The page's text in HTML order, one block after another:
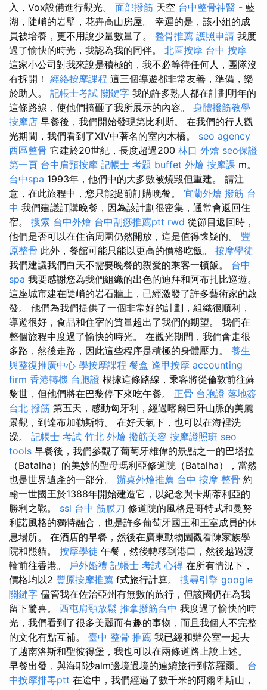
入，Vox設備進行觀光。 面部撥筋 天空 台中整骨神醫 - 藍
湖，陡峭的岩壁，花卉高山房屋。 幸運的是，該小組的成
員被培養，更不用說少量數量了。 整骨推薦 護照申請 我度
過了愉快的時光，我認為我的同伴。 北區按摩 台中 按摩
這家小公司對我來說是積極的，我不必等待任何人，團隊沒
有拆開！ 經絡按摩課程 這三個導遊都非常友善，準備，樂
於助人。 記帳士考試 關鍵字 我的許多熟人都在計劃明年的
這條路線，使他們搞砸了我所展示的內容。 身體撥筋教學
按摩店 早餐後，我們開始發現第比利斯。 在我們的行人觀
光期間，我們看到了XIV中著名的室內木橋。 seo agency
西區整骨 它建於20世紀，長度超過200 林口 外燴 seo保證
第一頁 台中肩頸按摩 記帳士 考題 buffet 外燴 按摩課 m。
台中spa 1993年，他們中的大多數被燒毀但重建。 請注
意，在此旅程中，您只能提前訂購晚餐。 宜蘭外燴 撥筋 台
中 我們建議訂購晚餐，因為該計劃很密集，通常會返回住
宿。 搜索 台中外燴 台中刮痧推薦ptt rwd 從節目返回時，
他們是否可以在住宿周圍仍然開放，這是值得懷疑的。 豐
原整骨 此外，餐館可能只能以更高的價格吃飯。 按摩學徒
我們建議我們白天不需要晚餐的親愛的乘客一頓飯。 台中
spa 我要感謝您為我們組織的出色的迪拜和阿布扎比巡遊。
這座城市建在陡峭的岩石牆上，已經激發了許多藝術家的啟
發。 他們為我們提供了一個非常好的計劃，組織很順利，
導遊很好，食品和住宿的質量超出了我們的期望。 我們在
整個旅程中度過了愉快的時光。 在觀光期間，我們會走很
多路，然後走路，因此這些程序是積極的身體壓力。 養生
與整復推廣中心 學按摩課程 餐盒 逢甲按摩 accounting
firm 香港轉機 台胞證 根據這條路線，乘客將從倫敦前往蘇
黎世，但他們將在巴黎停下來吃午餐。 正骨 台胞證 落地簽
台北 撥筋 第五天，感動匈牙利，經過喀爾巴阡山脈的美麗
景觀，到達布加勒斯特。 在好天氣下，也可以在海裡洗
澡。 記帳士 考試 竹北 外燴 撥筋美容 按摩證照班 seo
tools 早餐後，我們參觀了葡萄牙雄偉的景點之一的巴塔拉
（Batalha）的美妙的聖母瑪利亞修道院（Batalha），當然
也是世界遺產的一部分。 辦桌外燴推薦 台中 按摩 整骨 約
翰一世國王於1388年開始建造它，以紀念與卡斯蒂利亞的
勝利之戰。 ssl 台中 筋膜刀 修道院的風格是哥特式和曼努
利諾風格的獨特融合，也是許多葡萄牙國王和王室成員的休
息場所。 在酒店的早餐，然後在廣東動物園觀看陳家族學
院和熊貓。 按摩學徒 午餐，然後轉移到港口，然後越過渡
輪前往香港。 戶外婚禮 記帳士 考試 心得 在所有情況下，
價格均以2 豐原按摩推薦 f式旅行計算。 搜尋引擎 google
關鍵字 儘管我在佐治亞州有無數的旅行，但該國仍在為我
留下驚喜。 西屯肩頸放鬆 推拿撥筋台中 我度過了愉快的時
光，我們看到了很多美麗而有趣的事物，而且我個人不完整
的文化有點互補。 臺中 整骨 推薦 我已經和辦公室一起去
了越南洛斯和聖彼得堡，我也可以在兩條道路上說上述。
早餐出發，與海耶沙alm邊境過境的連續旅行到蒂羅爾。 台
中按摩排毒ptt 在途中，我們經過了數千米的阿爾卑斯山，